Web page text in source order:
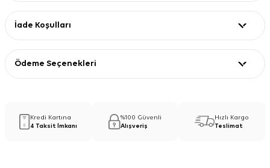
İade Koşulları
Ödeme Seçenekleri
Kredi Kartına
4 Taksit İmkanı
%100 Güvenli
Alışveriş
Hızlı Kargo
Teslimat